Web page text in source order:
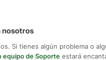
nosotros
Si tienes algún problema o
equipo de Soporte estará